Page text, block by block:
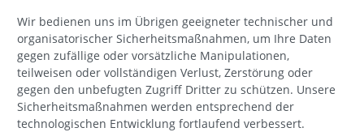
Wir bedienen uns im Übrigen geeigneter technischer und
organisatorischer Sicherheitsmaßnahmen, um Ihre Daten
gegen zufällige oder vorsätzliche Manipulationen,
teilweisen oder vollständigen Verlust, Zerstörung oder
gegen den unbefugten Zugriff Dritter zu schützen. Unsere
Sicherheitsmaßnahmen werden entsprechend der
technologischen Entwicklung fortlaufend verbessert.